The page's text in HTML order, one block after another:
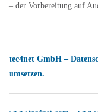
– der Vorbereitung auf
tec4net GmbH –
umsetzen.